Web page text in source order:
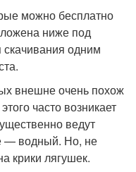
можно бесплатно
ниже под
скачивания одним
внешне очень похож
часто возникает
ведут
— водный. Но, не
крики лягушек.